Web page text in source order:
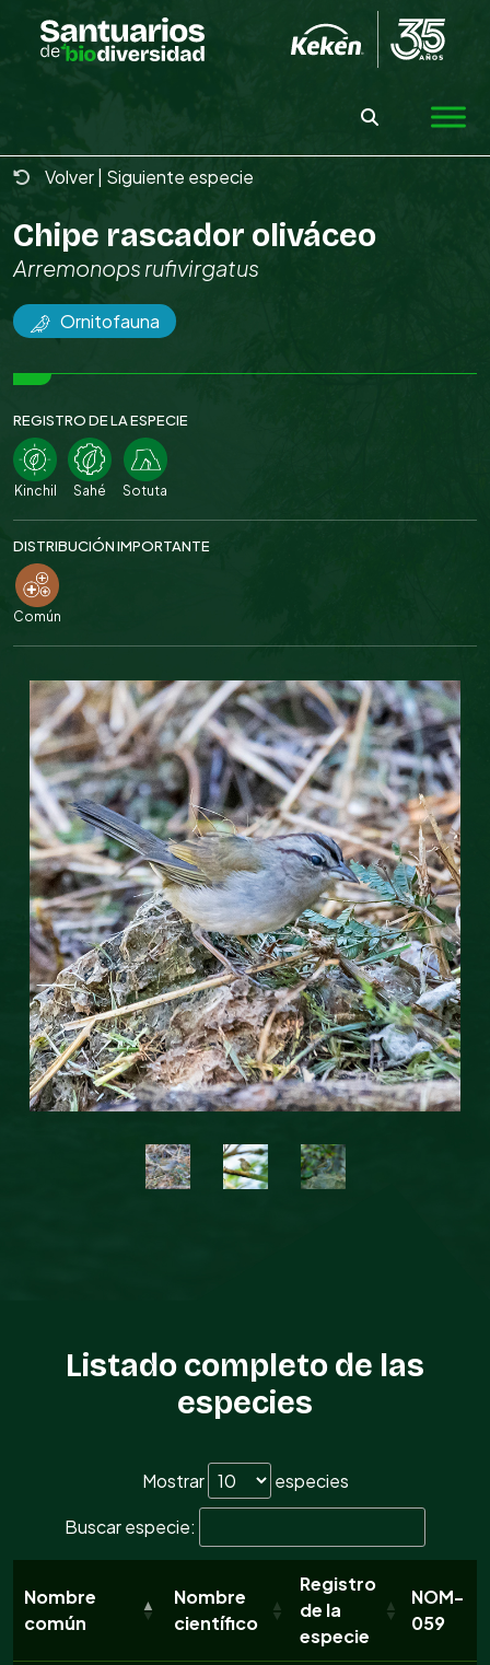
Volver Siguiente especie
Chipe rascador oliváceo
Arremonops rufivirgatus
Ornitofauna
REGISTRO DE LA ESPECIE
Kinchil Sahé Sotuta
DISTRIBUCIÓN IMPORTANTE
Común
Listado completo de las
especies
Mostrar
especies
Buscar especie:
Nombre
común
Nombre
científico
Registro
de la
especie
NOM-
059